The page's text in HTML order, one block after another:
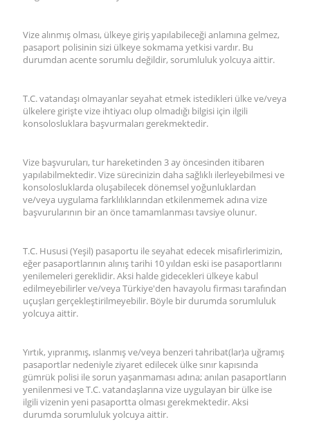
Vize alınmış olması, ülkeye giriş yapılabileceği anlamına gelmez,
pasaport polisinin sizi ülkeye sokmama yetkisi vardır. Bu
durumdan acente sorumlu değildir, sorumluluk yolcuya aittir.
T.C. vatandaşı olmayanlar seyahat etmek istedikleri ülke ve/veya
ülkelere girişte vize ihtiyacı olup olmadığı bilgisi için ilgili
konsolosluklara başvurmaları gerekmektedir.
Vize başvuruları, tur hareketinden 3 ay öncesinden itibaren
yapılabilmektedir. Vize sürecinizin daha sağlıklı ilerleyebilmesi ve
konsolosluklarda oluşabilecek dönemsel yoğunluklardan
ve/veya uygulama farklılıklarından etkilenmemek adına vize
başvurularının bir an önce tamamlanması tavsiye olunur.
T.C. Hususi (Yeşil) pasaportu ile seyahat edecek misafirlerimizin,
eğer pasaportlarının alınış tarihi 10 yıldan eski ise pasaportlarını
yenilemeleri gereklidir. Aksi halde gidecekleri ülkeye kabul
edilmeyebilirler ve/veya Türkiye'den havayolu firması tarafından
uçuşları gerçekleştirilmeyebilir. Böyle bir durumda sorumluluk
yolcuya aittir.
Yırtık, yıpranmış, ıslanmış ve/veya benzeri tahribat(lar)a uğramış
pasaportlar nedeniyle ziyaret edilecek ülke sınır kapısında
gümrük polisi ile sorun yaşanmaması adına; anılan pasaportların
yenilenmesi ve T.C. vatandaşlarına vize uygulayan bir ülke ise
ilgili vizenin yeni pasaportta olması gerekmektedir. Aksi
durumda sorumluluk yolcuya aittir.